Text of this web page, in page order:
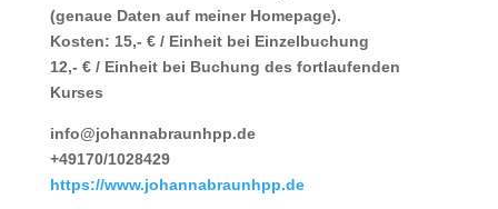
(genaue Daten auf meiner Homepage).
Kosten: 15,- € / Einheit bei Einzelbuchung
12,- € / Einheit bei Buchung des fortlaufenden
Kurses
info@johannabraunhpp.de
+49170/1028429
https://www.johannabraunhpp.de